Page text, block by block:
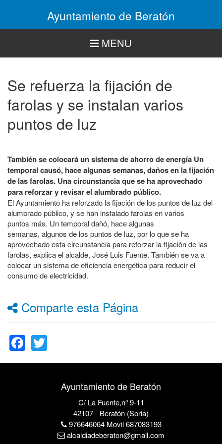
Ayuntamiento de Beratón
MENU
Se refuerza la fijación de
farolas y se instalan varios
puntos de luz
También se colocará un sistema de ahorro de energía Un
temporal causó, hace algunas semanas, daños en la fijación
de las farolas. Una circunstancia que se ha aprovechado
para reforzar y revisar el alumbrado público.
El Ayuntamiento ha reforzado la fijación de los puntos de luz del
alumbrado público, y se han instalado farolas en varios
puntos más. Un temporal dañó, hace algunas
semanas, algunos de los puntos de luz, por lo que se ha
aprovechado esta circunstancia para reforzar la fijación de las
farolas, explica el alcalde, José Luis Fuente. También se va a
colocar un sistema de eficiencia energética para reducir el
consumo de electricidad.
Comparte esta Página
Facebook
Ayuntamiento de Beratón
C/ La Fuente,nº 9-11
42107 - Beratón (Soria)
976646064 Movil 687083193
alcaldiadeberaton@gmail.com